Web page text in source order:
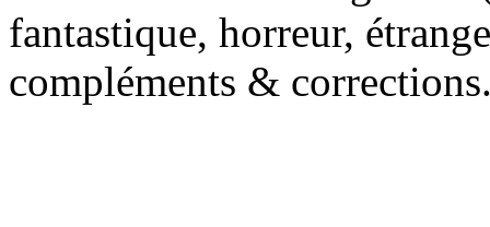
fantastique, horreur,
compléments &